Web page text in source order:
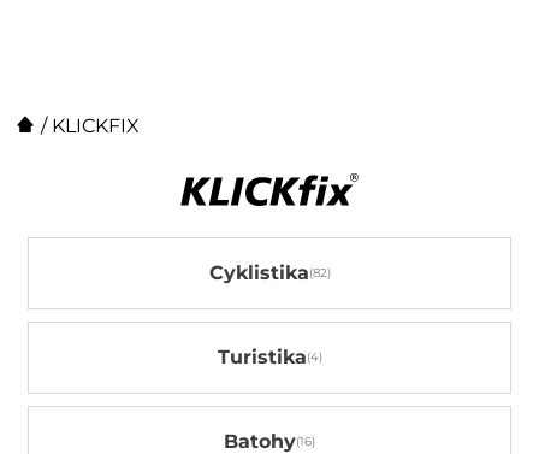
/ KLICKFIX
Cyklistika
Turistika
Batohy